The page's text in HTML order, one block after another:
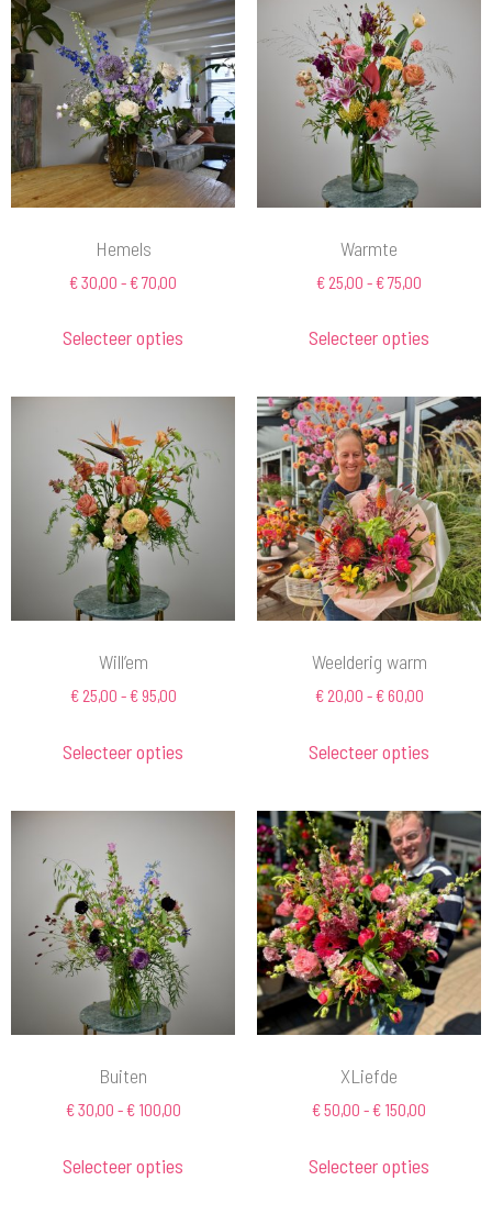
Hemels
€30,00 -€70,00
Selecteer opties
Warmte
€ 25,00 -€75,00
Selecteer opties
Will’em
€25,00 -€95,00
Selecteer opties
Weelderig warm
€20,00 -€60,00
Selecteer opties
Buiten
€30,00 -€100,00
Selecteer opties
XLiefde
€50,00 -€ 150,00
Selecteer opties